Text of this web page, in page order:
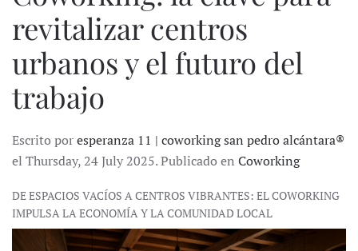
revitalizar centros
urbanos y el futuro del
trabajo
Escrito poresperanza 11 | coworking san pedro alcántara®
el Thursday, 24 July 2025. Publicado en Coworking
DE ESPACIOS VACÍOS A CENTROS VIBRANTES: EL COWORKING
IMPULSA LA ECONOMÍA Y LA COMUNIDAD LOCAL